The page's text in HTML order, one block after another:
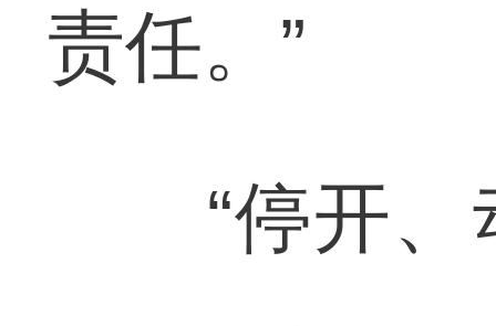
责任。”
“停开、